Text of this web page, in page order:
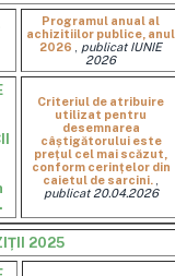
Programul anual al
achizitiilor publice, anul
2026
publicat IUNIE
2026
Criteriul de atribuire
utilizat pentru
desemnarea
câștigătorului este
prețul cel mai scăzut,
conform cerințelor din
caietul de sarcini.
publicat 20.04.2026
2025